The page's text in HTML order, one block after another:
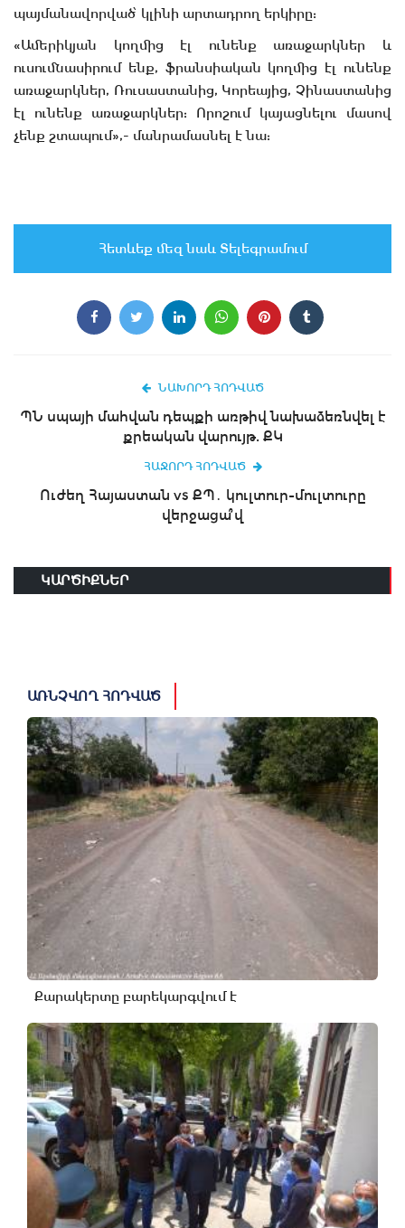
պայմանավորված՝ կլինի արտադրող երկիրը:
«Ամերիկյան կողմից էլ ունենք առաջարկներ և
ուսումնասիրում ենք, ֆրանսիական կողմից էլ ունենք
առաջարկներ, Ռուսաստանից, Կորեայից, Չինաստանից
էլ ունենք առաջարկներ: Որոշում կայացնելու մասով
չենք շտապում»,- մանրամասնել է նա:
Հետևեք մեզ նաև Տելեգրամում
ՆԱԽՈՐԴ ՀՈԴՎԱԾ
ՊՆ սպայի մահվան դեպքի առթիվ նախաձեռնվել է
քրեական վարույթ. ՔԿ
ՀԱՋՈՐԴ ՀՈԴՎԱԾ
Ուժեղ Հայաստան vs ՔՊ․ կուլտուր-մուլտուրը
վերջացա՞վ
ԿԱՐԾԻՔՆԵՐ
ԱՌՆՉՎՈՂ ՀՈԴՎԱԾ
Քարակերտը բարեկարգվում է